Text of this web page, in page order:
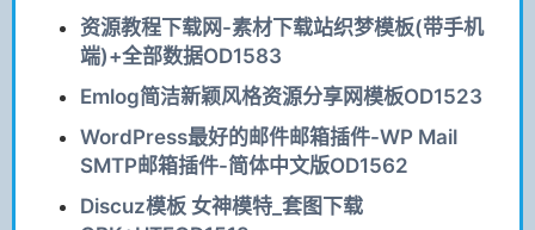
资源教程下载网-素材下载站织梦模板(带手机
端)+全部数据OD1583
Emlog简洁新颖风格资源分享网模板OD1523
WordPress最好的邮件邮箱插件-WP Mail
SMTP邮箱插件-简体中文版OD1562
Discuz模板 女神模特_套图下载